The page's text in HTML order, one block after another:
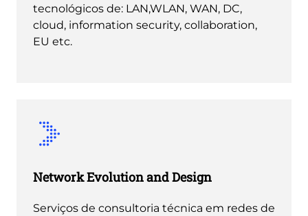
tecnológicos de: LAN,WLAN, WAN, DC,
cloud, information security, collaboration,
EU etc.
Network Evolution and Design
Serviços de consultoria técnica em redes de